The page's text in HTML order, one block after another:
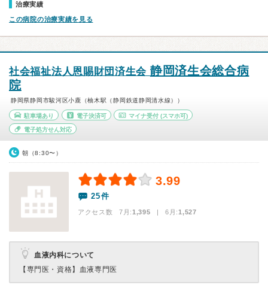
治療実績
この病院の治療実績を見る
社会福祉法人恩賜財団済生会 静岡済生会総合病
院
静岡県静岡市駿河区小鹿（柚木駅（静岡鉄道静岡清水線））
駐車場あり 電子決済可 マイナ受付 (スマホ可)
電子処方せん対応
朝（8:30〜）
3.99
25件
アクセス数 7月:1,395 | 6月:1,527
血液内科について
【専門医・資格】 血液専門医